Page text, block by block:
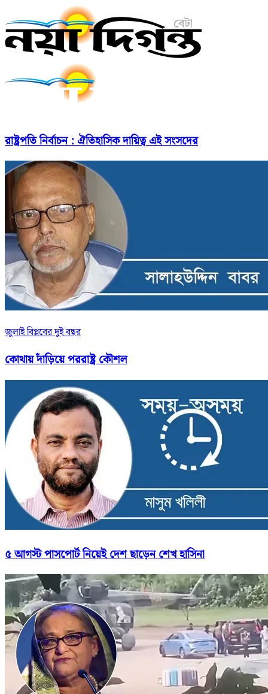
রাষ্ট্রপতি নির্বাচন : ঐতিহাসিক দায়িত্ব এই সংসদের
জুলাই বিপ্লবের দুই বছর
কোথায় দাঁড়িয়ে পররাষ্ট্র কৌশল
৫ আগস্ট পাসপোর্ট নিয়েই দেশ ছাড়েন শেখ হাসিনা